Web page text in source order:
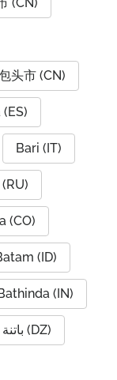
头市 (CN)
Bari (IT)
(CO)
(ID)
(IN)
Batna, ⵜⴱⴰⵜⴻⵏⵜ باتنة (DZ)